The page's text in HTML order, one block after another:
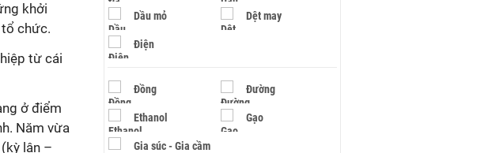
khởi
chức.
từ cái
ở điểm
Năm vừa
lân –
Dầu mỏ Dệt may
Điện
Đồng Đường
Ethanol Gạo
Gia súc - Gia cầm